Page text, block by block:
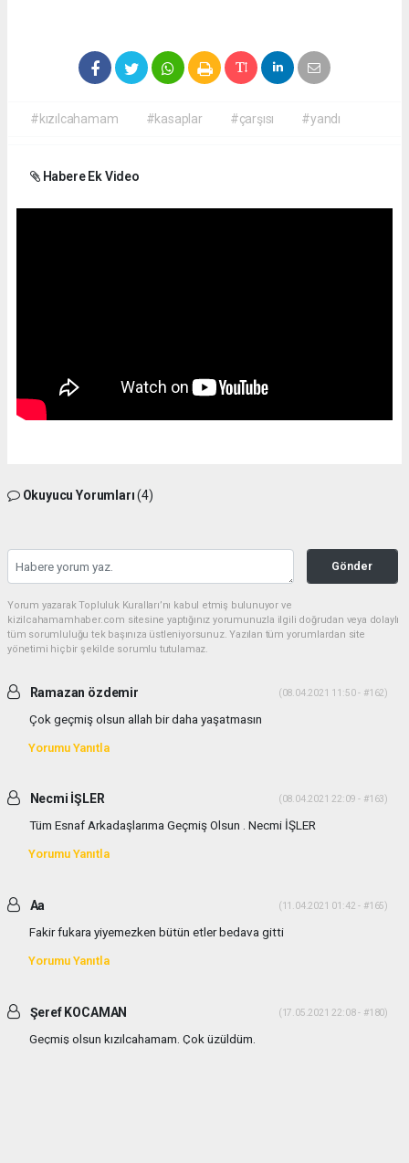
#kızılcahamam #kasaplar #çarşısı #yandı
Habere Ek Video
Okuyucu Yorumları(4)
Gönder
Yorum yazarak Topluluk Kuralları’nı kabul etmiş bulunuyor ve
kizilcahamamhaber.com sitesine yaptığınız yorumunuzla ilgili doğrudan veya dolaylı
tüm sorumluluğu tek başınıza üstleniyorsunuz. Yazılan tüm yorumlardan site
yönetimi hiçbir şekilde sorumlu tutulamaz.
Ramazan özdemir (08.04.2021 11:50 - #162)
Çok geçmiş olsun allah bir daha yaşatmasın
Yorumu Yanıtla
Necmi İŞLER (08.04.2021 22:09 - #163)
Tüm Esnaf Arkadaşlarıma Geçmiş Olsun . Necmi İŞLER
Yorumu Yanıtla
Aa (11.04.2021 01:42 - #165)
Fakir fukara yiyemezken bütün etler bedava gitti
Yorumu Yanıtla
Şeref KOCAMAN (17.05.2021 22:08 - #180)
Geçmiş olsun kızılcahamam. Çok üzüldüm.